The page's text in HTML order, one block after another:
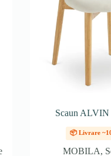
Scaun ALVIN
📦 Livrare
MOBILA,